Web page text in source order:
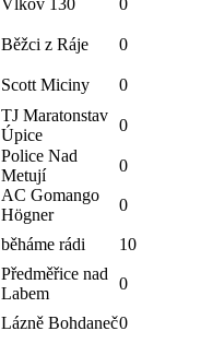
Běžci z Ráje 0
Scott Miciny
0
TJ Maratonstav
Úpice
0
Police Nad
Metují
0
AC Gomango
Högner
0
běháme rádi 10
Předměřice nad
Labem
0
Lázně Bohdaneč0